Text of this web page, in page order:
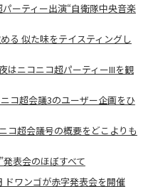
ーティー出演“自衛隊中央音楽
る 似た味をテイスティングし
はニコニコ超パーティーIIIを観
コ超会議3のユーザー企画をひ
コ超会議号の概要をどこよりも
表会のほぼすべて
ドワンゴが赤字発表会を開催